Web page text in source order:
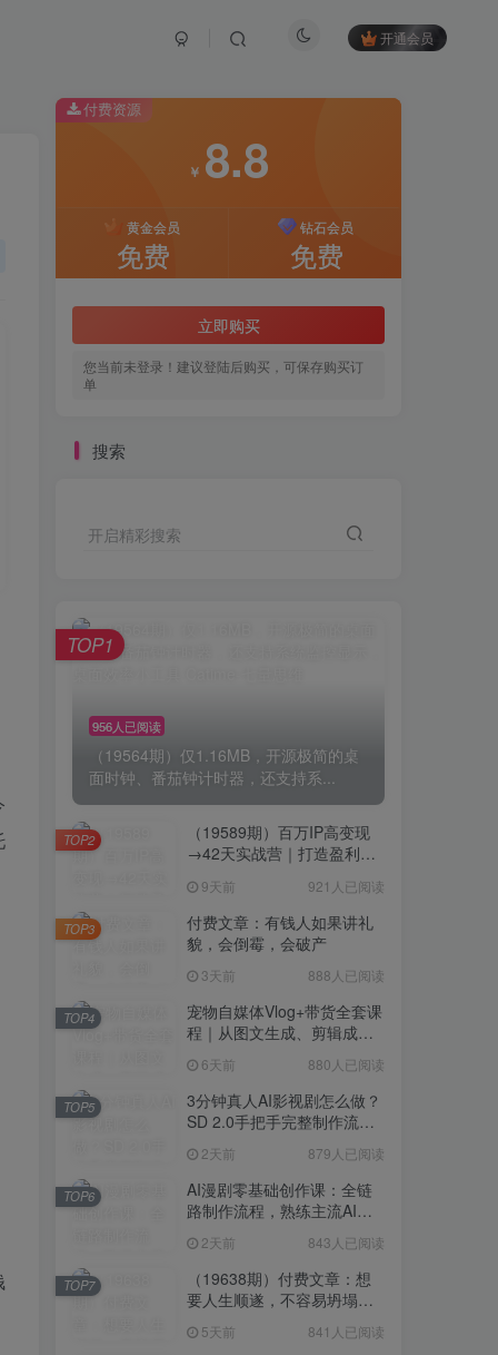
开通会员
付费资源
￥ 8.8
黄金会员
免费
钻石会员
免费
立即购买
您当前未登录！建议登陆后购买，可保存购买订
单
搜索
开启精彩搜索
956人已阅读
（19564期）仅1.16MB，开源极简的桌
面时钟、番茄钟计时器，还支持系...
TOP1
（19589期）百万IP高变现
→42天实战营｜打造盈利赚
域转化批量成交积累客户案
例
9天前 921人已阅读
TOP2
付费文章：有钱人如果讲礼
貌，会倒霉，会破产
3天前 888人已阅读
TOP3
宠物自媒体Vlog+带货全套课
程｜从图文生成、剪辑成片
6天前 880人已阅读
TOP4
3分钟真人AI影视剧怎么做？
SD 2.0手把手完整制作流程
无限生成
2天前 879人已阅读
TOP5
AI漫剧零基础创作课：全链
路制作流程，熟练主流AI工
2天前 843人已阅读
TOP6
（19638期）付费文章：想
要人生顺遂，不容易坍塌，
5天前 841人已阅读
TOP7